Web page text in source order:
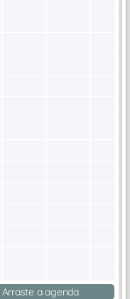
Arraste a agenda